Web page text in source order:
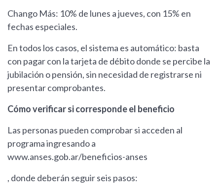
Chango Más: 10% de lunes a jueves, con 15% en
fechas especiales.
En todos los casos, el sistema es automático: basta
con pagar con la tarjeta de débito donde se percibe la
jubilación o pensión, sin necesidad de registrarse ni
presentar comprobantes.
Cómo verificar si corresponde el beneficio
Las personas pueden comprobar si acceden al
programa ingresando a
www.anses.gob.ar/beneficios-anses
, donde deberán seguir seis pasos: